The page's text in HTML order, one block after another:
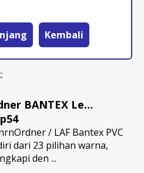
Kembali
Ordner BANTEX Lever Arch File PVC F4 7cm lime
/ LAF Bantex PVC
dari 23 pilihan warna,
den ...